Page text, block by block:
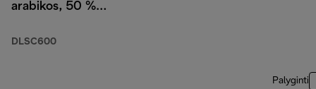
arabikos, 50 %
DLSC600
Palyginti